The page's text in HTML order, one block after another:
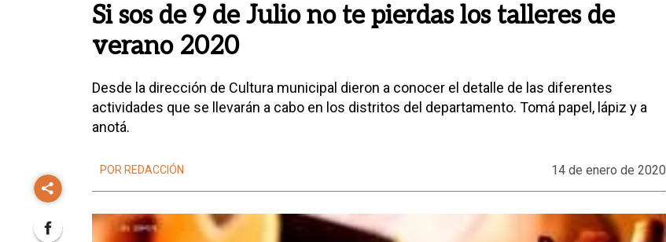
Si sos de 9 de Julio no te pierdas los talleres de
verano 2020
Desde la dirección de Cultura municipal dieron a conocer el detalle de las diferentes
actividades que se llevarán a cabo en los distritos del departamento. Tomá papel, lápiz y a
anotá.
POR REDACCIÓN 14 de enero de 2020